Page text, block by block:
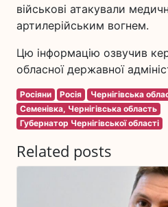
військові атакували
артилерійським вогнем.
Цю інформацію озвучив
обласної державної
Росіяни Росія
Чернігівська
Семенівка, Чернігівська область
Губернатор Чернігівської області
Related posts